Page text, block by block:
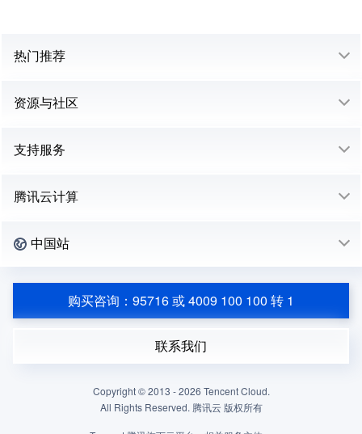
热门推荐
资源与社区
支持服务
腾讯云计算
中国站
购买咨询：95716 或 4009 100 100 转 1
联系我们
Copyright © 2013 -2026 Tencent Cloud.
All Rights Reserved. 腾讯云 版权所有